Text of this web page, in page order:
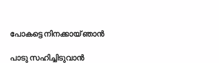
പോകട്ടെ നിനക്കായ് ഞാൻ
പാടു സഹിച്ചിടുവാൻ